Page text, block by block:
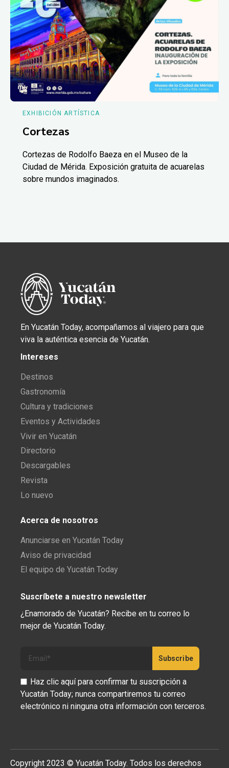
EXHIBICIÓN ARTÍSTICA
Cortezas
Cortezas de Rodolfo Baeza en el Museo de la
Ciudad de Mérida. Exposición gratuita de acuarelas
sobre mundos imaginados.
En Yucatán Today, acompañamos al viajero para que
viva la auténtica esencia de Yucatán.
Intereses
Destinos
Gastronomía
Cultura y tradiciones
Eventos y Actividades
Vivir en Yucatán
Directorio
Descargables
Revista
Lo nuevo
Acerca de nosotros
Anunciarse en Yucatán Today
Aviso de privacidad
El equipo de Yucatán Today
Suscríbete a nuestro newsletter
¿Enamorado de Yucatán? Recibe en tu correo lo
mejor de Yucatán Today.
Haz clic aquí para confirmar tu suscripción a
Yucatán Today; nunca compartiremos tu correo
electrónico ni ninguna otra información con terceros.
Copyright 2023 © Yucatán Today. Todos los derechos